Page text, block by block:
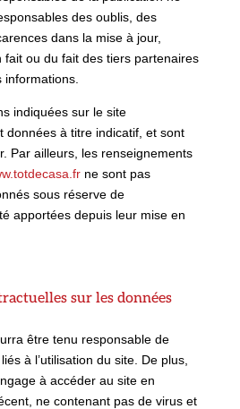
des oublis, des
dans la mise à jour,
fait ou du fait des tiers partenaires
indiquées sur le site
données à titre indicatif, et sont
Par ailleurs, les renseignements
ne sont pas
sous réserve de
apportées depuis leur mise en
sur les données
être tenu responsable de
à l’utilisation du site. De plus,
à accéder au site en
ne contenant pas de virus et